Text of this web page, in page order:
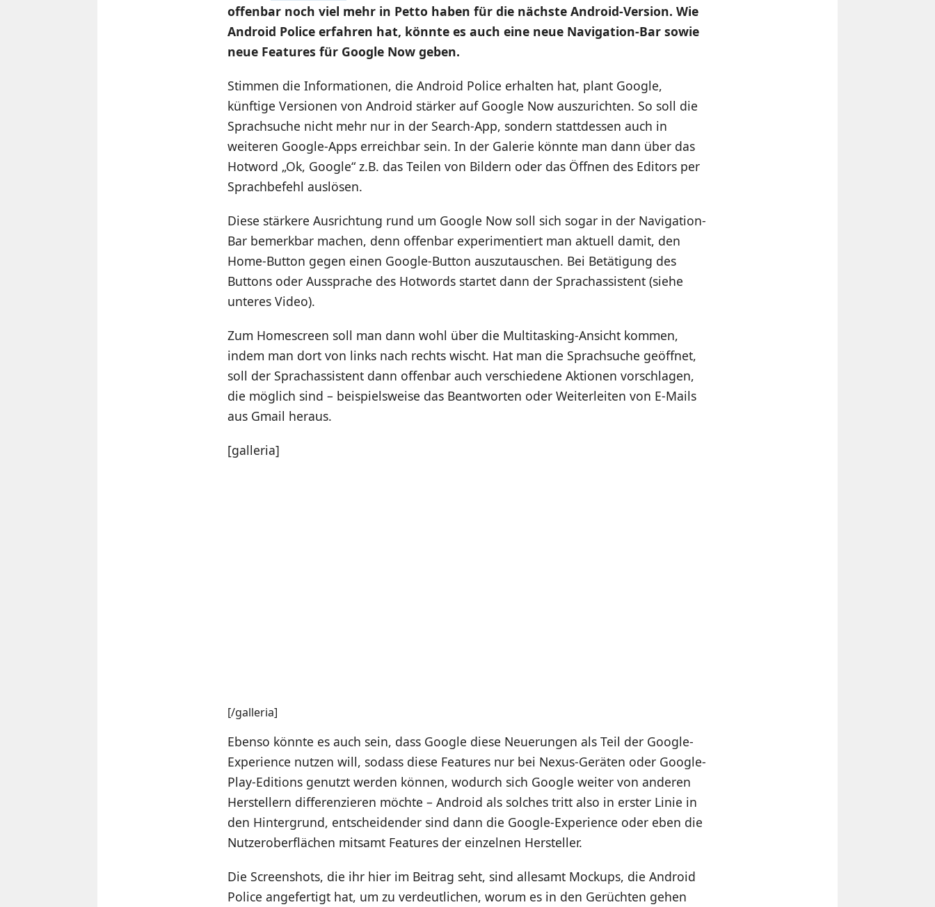
offenbar noch viel mehr in Petto haben für die nächste Android-Version. Wie
Android Police erfahren hat, könnte es auch eine neue Navigation-Bar sowie
neue Features für Google Now geben.
Stimmen die Informationen, die Android Police erhalten hat, plant Google,
künftige Versionen von Android stärker auf Google Now auszurichten. So soll die
Sprachsuche nicht mehr nur in der Search-App, sondern stattdessen auch in
weiteren Google-Apps erreichbar sein. In der Galerie könnte man dann über das
Hotword „Ok, Google“ z.B. das Teilen von Bildern oder das Öffnen des Editors per
Sprachbefehl auslösen.
Diese stärkere Ausrichtung rund um Google Now soll sich sogar in der Navigation-
Bar bemerkbar machen, denn offenbar experimentiert man aktuell damit, den
Home-Button gegen einen Google-Button auszutauschen. Bei Betätigung des
Buttons oder Aussprache des Hotwords startet dann der Sprachassistent (siehe
unteres Video).
Zum Homescreen soll man dann wohl über die Multitasking-Ansicht kommen,
indem man dort von links nach rechts wischt. Hat man die Sprachsuche geöffnet,
soll der Sprachassistent dann offenbar auch verschiedene Aktionen vorschlagen,
die möglich sind – beispielsweise das Beantworten oder Weiterleiten von E-Mails
aus Gmail heraus.
[galleria]
[/galleria]
Ebenso könnte es auch sein, dass Google diese Neuerungen als Teil der Google-
Experience nutzen will, sodass diese Features nur bei Nexus-Geräten oder Google-
Play-Editions genutzt werden können, wodurch sich Google weiter von anderen
Herstellern differenzieren möchte – Android als solches tritt also in erster Linie in
den Hintergrund, entscheidender sind dann die Google-Experience oder eben die
Nutzeroberflächen mitsamt Features der einzelnen Hersteller.
Die Screenshots, die ihr hier im Beitrag seht, sind allesamt Mockups, die Android
Police angefertigt hat, um zu verdeutlichen, worum es in den Gerüchten gehen